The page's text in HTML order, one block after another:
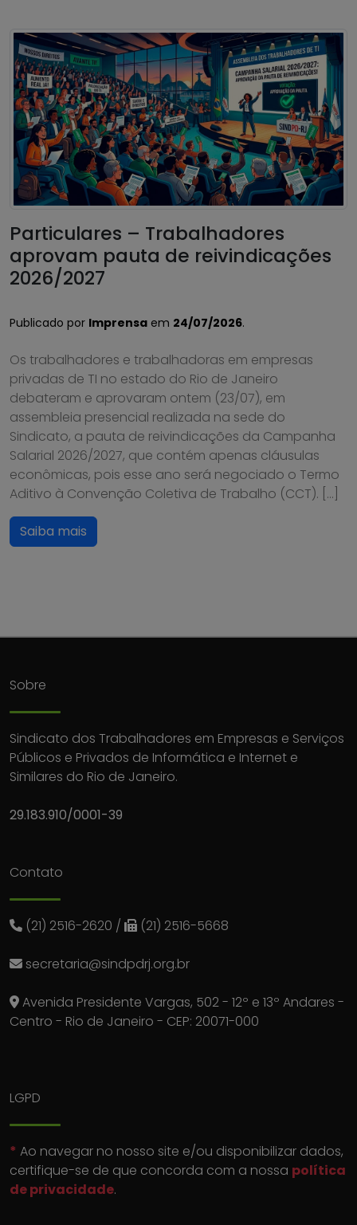
Particulares – Trabalhadores
aprovam pauta de reivindicações
2026/2027
Publicado por Imprensa em 24/07/2026.
Os trabalhadores e trabalhadoras em empresas
privadas de TI no estado do Rio de Janeiro
debateram e aprovaram ontem (23/07), em
assembleia presencial realizada na sede do
Sindicato, a pauta de reivindicações da Campanha
Salarial 2026/2027, que contém apenas cláusulas
econômicas, pois esse ano será negociado o Termo
Aditivo à Convenção Coletiva de Trabalho (CCT). […]
Saiba mais
Sobre
Sindicato dos Trabalhadores em Empresas e Serviços
Públicos e Privados de Informática e Internet e
Similares do Rio de Janeiro.
29.183.910/0001-39
Contato
(21) 2516-2620 / (21) 2516-5668
secretaria@sindpdrj.org.br
Avenida Presidente Vargas, 502 - 12º e 13º Andares -
Centro - Rio de Janeiro - CEP: 20071-000
LGPD
* Ao navegar no nosso site e/ou disponibilizar dados,
certifique-se de que concorda com a nossa política
de privacidade.